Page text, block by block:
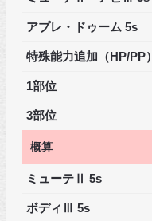
アプレ・ドゥーム 5s
特殊能力追加（HP/PP）
1部位
3部位
概算
ミューテⅡ 5s
ボディⅢ 5s